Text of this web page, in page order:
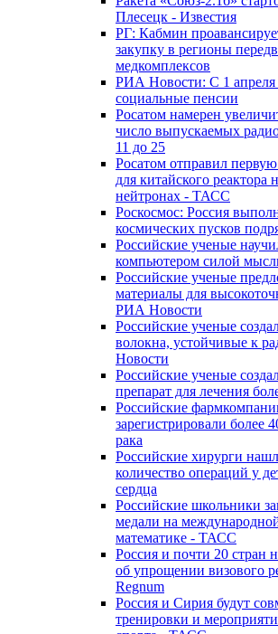
Плесецк - Известия
РГ: Кабмин
закупку в регионы
медкомплексов
РИА Новости: С 1 апреля
социальные пенсии
Росатом намерен
число выпускаемых
11 до 25
Росатом отправил
для китайского реактора
нейтронах - ТАСС
Роскосмос: Россия
космических пусков
Российские ученые
компьютером силой
Российские ученые
материалы для
РИА Новости
Российские ученые
волокна, устойчивые к
Новости
Российские ученые
препарат для лечения
Российские
зарегистрировали более
рака
Российские хирурги
количество операций у
сердца
Российские школьники
медали на
математике - ТАСС
Россия и почти 20 стран
об упрощении визового
Regnum
Россия и Сирия будут
тренировки и